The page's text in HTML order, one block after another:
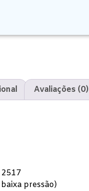
Avaliações (0)
pressão)